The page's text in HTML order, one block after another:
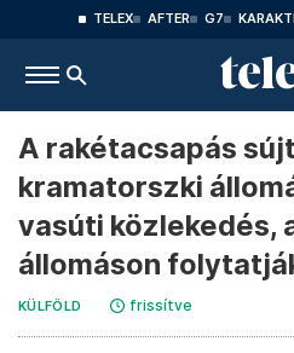
TELEX AFTER G7
A rakétacsapás
kramatorszki
vasúti közlekedés,
állomáson
KÜLFÖLD frissítve